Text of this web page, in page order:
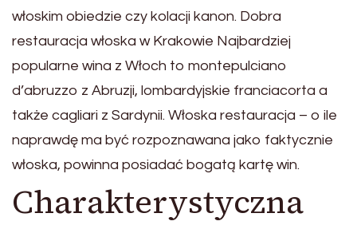
włoskim obiedzie czy kolacji kanon. Dobra
restauracja włoska w Krakowie Najbardziej
popularne wina z Włoch to montepulciano
d’abruzzo z Abruzji, lombardyjskie franciacorta a
także cagliari z Sardynii. Włoska restauracja – o ile
naprawdę ma być rozpoznawana jako faktycznie
włoska, powinna posiadać bogatą kartę win.
Charakterystyczna